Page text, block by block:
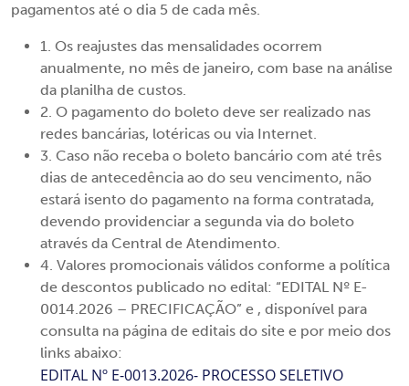
pagamentos até o dia 5 de cada mês.
1. Os reajustes das mensalidades ocorrem
anualmente, no mês de janeiro, com base na análise
da planilha de custos.
2. O pagamento do boleto deve ser realizado nas
redes bancárias, lotéricas ou via Internet.
3. Caso não receba o boleto bancário com até três
dias de antecedência ao do seu vencimento, não
estará isento do pagamento na forma contratada,
devendo providenciar a segunda via do boleto
através da Central de Atendimento.
4. Valores promocionais válidos conforme a política
de descontos publicado no edital: “EDITAL Nº E-
0014.2026 – PRECIFICAÇÃO” e , disponível para
consulta na página de editais do site e por meio dos
links abaixo:
EDITAL Nº E-0013.2026- PROCESSO SELETIVO